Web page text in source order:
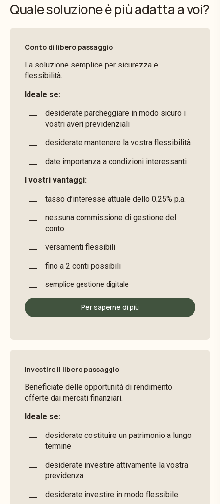
Quale soluzione è più adatta a voi?
Conto di libero passaggio
La soluzione semplice per sicurezza e
flessibilità.
Ideale se:
desiderate parcheggiare in modo sicuro i
vostri averi previdenziali
desiderate mantenere la vostra flessibilità
date importanza a condizioni interessanti
I vostri vantaggi:
tasso d’interesse attuale dello 0,25% p.a.
nessuna commissione di gestione del
conto
versamenti flessibili
fino a 2 conti possibili
semplice gestione digitale
Per saperne di più
Investire il libero passaggio
Beneficiate delle opportunità di rendimento
offerte dai mercati finanziari.
Ideale se:
desiderate costituire un patrimonio a lungo
termine
desiderate investire attivamente la vostra
previdenza
desiderate investire in modo flessibile